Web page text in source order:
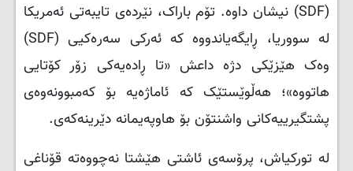
(
SDF) نیشان داوە. تۆم باراک، نێردەی تایبەتی ئەمریکا
لە سووریا، ڕایگەیاندووە کە ئەرکی سەرەکیی (SDF
)
وەک هێزێکی دژە داعش «تا ڕادەیەکی زۆر کۆتایی
هاتووە»؛ هەڵوێستێک کە ئاماژەیە بۆ کەمبوونەوەی
پشتگیرییەکانی واشنتۆن بۆ هاوپەیمانە دێرینەکەی.
لە تورکیاش، پرۆسەی ئاشتی هێشتا نەچووەتە قۆناغی